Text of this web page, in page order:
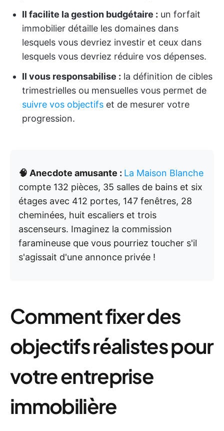
Il facilite la gestion budgétaire : un forfait
immobilier détaille les domaines dans
lesquels vous devriez investir et ceux dans
lesquels vous devriez réduire vos dépenses.
Il vous responsabilise : la définition de cibles
trimestrielles ou mensuelles vous permet de
suivre vos objectifs et de mesurer votre
progression.
🧠 Anecdote amusante : La Maison Blanche
compte 132 pièces, 35 salles de bains et six
étages avec 412 portes, 147 fenêtres, 28
cheminées, huit escaliers et trois
ascenseurs. Imaginez la commission
faramineuse que vous pourriez toucher s'il
s'agissait d'une annonce privée !
Comment fixer des
objectifs réalistes pour
votre entreprise
immobilière